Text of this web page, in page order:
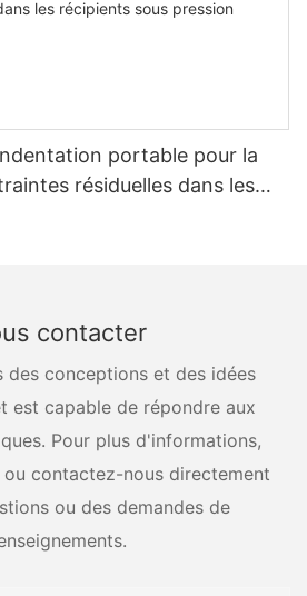
portable pour la
résiduelles dans les
contacter
des conceptions et des idées
est capable de répondre aux
Pour plus d'informations,
contactez-nous directement
ou des demandes de